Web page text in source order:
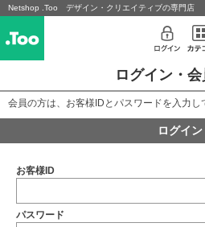
Netshop .Too デザイン・クリエイティブの専門店
ログイン・
会員の方は、お客様IDとパスワードを入力し
ログイン
お客様ID
パスワード